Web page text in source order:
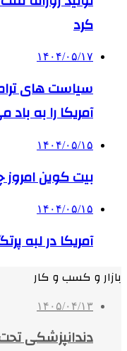
کرد
۱۴۰۴/۰۵/۱۷
آمریکا را به
۱۴۰۴/۰۵/۱۵
بیت کوین
۱۴۰۴/۰۵/۱۵
آمریکا در لبه
بازار و کسب و کار
۱۴۰۵/۰۴/۱۳
دندانپزشکی